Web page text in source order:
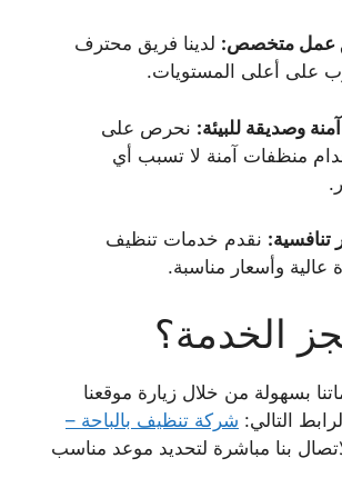
عمل متخصص: لدينا فريق محترف
على أعلى المستويات.
وصديقة للبيئة: نحرص على
منظفات آمنة لا تسبب أي
تنافسية: نقدم خدمات تنظيف
عالية وأسعار مناسبة.
الخدمة؟
بسهولة من خلال زيارة موقعنا
التالي: شركة تنظيف بالباحة –
بنا مباشرة لتحديد موعد مناسب